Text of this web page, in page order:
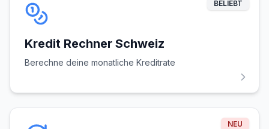
BELIEBT
Kredit Rechner Schweiz
Berechne deine monatliche Kreditrate
NEU